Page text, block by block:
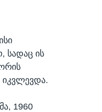
სადაც ის
იკვლევდა.
1960